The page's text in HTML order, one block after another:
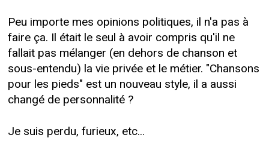
Peu importe mes opinions politiques, il n'a pas à
faire ça. Il était le seul à avoir compris qu'il ne
fallait pas mélanger (en dehors de chanson et
sous-entendu) la vie privée et le métier. "Chansons
pour les pieds" est un nouveau style, il a aussi
changé de personnalité ?
Je suis perdu, furieux, etc...